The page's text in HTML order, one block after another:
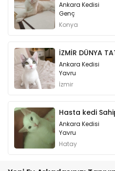
Ankara Kedisi
Genç
Konya
Ankara Kedisi
Yavru
İzmir
Hasta kedi
Ankara Kedisi
Yavru
Hatay